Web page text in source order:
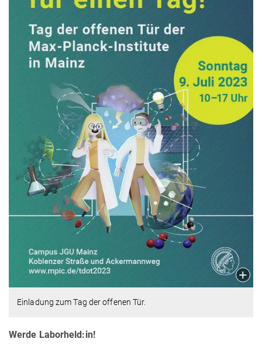
Einladung zum Tag der offenen Tür.
Werde Laborheld:in!